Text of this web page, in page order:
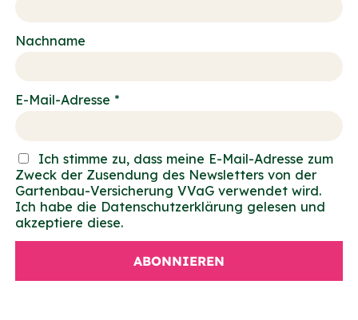
Nachname
E-Mail-Adresse *
Ich stimme zu, dass meine E-Mail-Adresse zum
Zweck der Zusendung des Newsletters von der
Gartenbau-Versicherung VVaG verwendet wird.
Ich habe die Datenschutzerklärung gelesen und
akzeptiere diese.